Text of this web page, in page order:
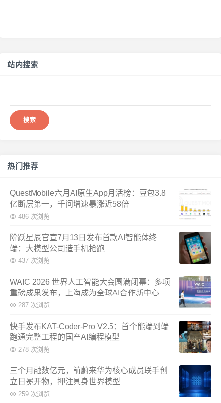
站内搜索
热门推荐
QuestMobile六月AI原生App月活榜：豆包3.8
亿断层第一，千问增速暴涨近58倍
486 次浏览
阶跃星辰官宣7月13日发布首款AI智能体终
端：大模型公司造手机抢跑
437 次浏览
WAIC 2026 世界人工智能大会圆满闭幕：多项
重磅成果发布，上海成为全球AI合作新中心
287 次浏览
快手发布KAT-Coder-Pro V2.5：首个能端到端
跑通完整工程的国产AI编程模型
278 次浏览
三个月融数亿元，前蔚来华为核心成员联手创
立日冕开物，押注具身世界模型
259 次浏览